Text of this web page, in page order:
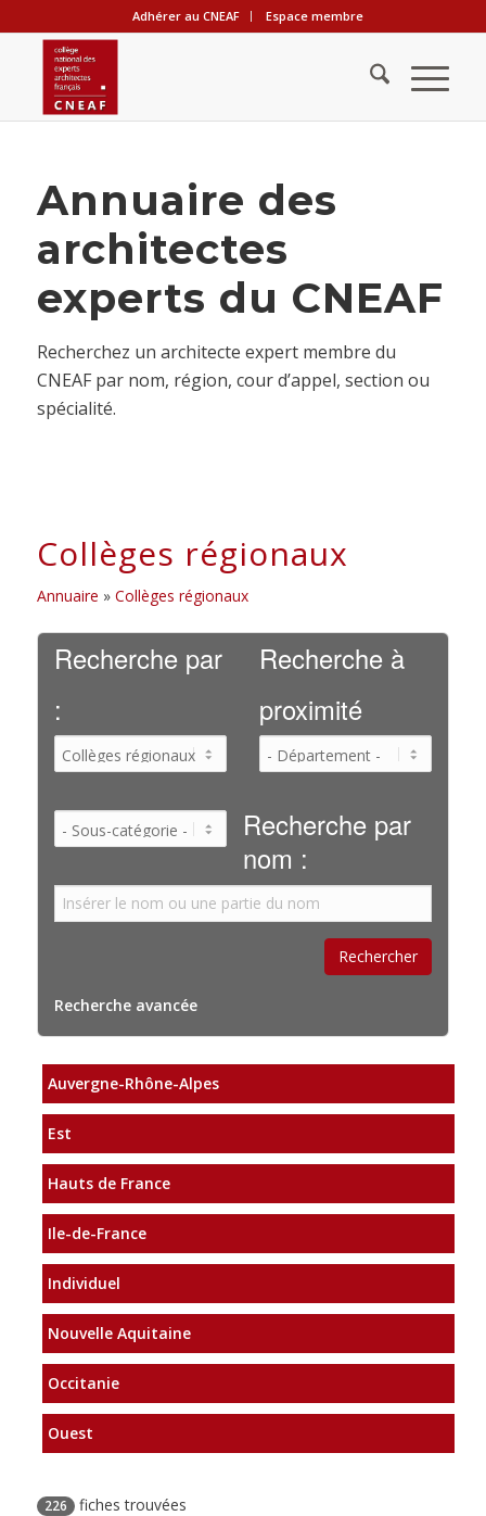
Adhérer au CNEAF Espace membre
Annuaire des
architectes
experts du CNEAF
Recherchez un architecte expert membre du
CNEAF par nom, région, cour d’appel, section ou
spécialité.
Collèges régionaux
Annuaire » Collèges régionaux
Recherche par
:
Recherche à
proximité
Recherche par
nom :
Recherche avancée
Auvergne-Rhône-Alpes
Est
Hauts de France
Ile-de-France
Individuel
Nouvelle Aquitaine
Occitanie
Ouest
226 fiches trouvées